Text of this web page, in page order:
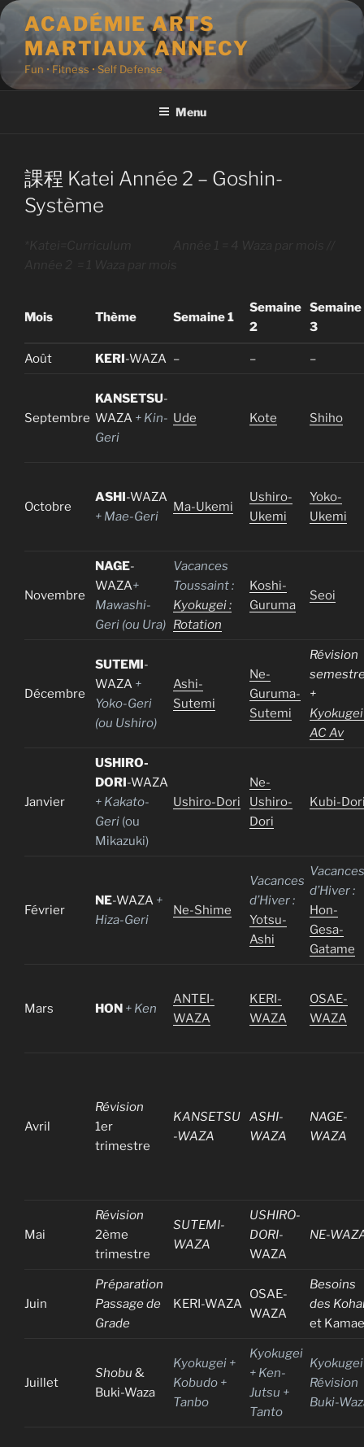
Aller
au
contenu
principal
ACADÉMIE ARTS
MARTIAUX ANNECY
Fun • Fitness • Self Defense
Menu
課程 Katei Année 2 – Goshin-
Système
Mois Thème Semaine 1
Semaine
2
Semaine
3
Août KERI-WAZA – – –
Septembre
KANSETSU-
WAZA + Kin-
Geri
Ude Kote Shiho
Octobre
ASHI-WAZA
+ Mae-Geri
Ma-Ukemi
Ushiro-
Ukemi
Yoko-
Ukemi
Novembre
NAGE-
WAZA+
Mawashi-
Geri (ou Ura)
Vacances
Toussaint :
Kyokugei :
Rotation
Koshi-
Guruma
Seoi
Décembre
SUTEMI-
WAZA +
Yoko-Geri
(ou Ushiro)
Ashi-
Sutemi
Ne-
Guruma-
Sutemi
Révision
+
Kyokugei
AC Av
Janvier
USHIRO-
DORI-WAZA
+ Kakato-
Geri (ou
Mikazuki)
Ushiro-Dori
Ne-
Ushiro-
Dori
Kubi-
Février
NE-WAZA +
Hiza-Geri
Ne-Shime
Vacances
d’Hiver :
Yotsu-
Ashi
Vacances
d’Hiver :
Hon-
Gesa-
Gatame
Mars HON + Ken
ANTEI-
WAZA
KERI-
WAZA
OSAE-
WAZA
Avril
Révision
1er
trimestre
KANSETSU
-WAZA
ASHI-
WAZA
NAGE-
WAZA
Mai
Révision
2ème
trimestre
SUTEMI-
WAZA
USHIRO-
DORI-
WAZA
NE-
Juin
Préparation
Passage de
Grade
KERI-WAZA
OSAE-
WAZA
Besoins
des
et Kamae
Juillet
Shobu &
Buki-Waza
Kyokugei +
Kobudo +
Tanbo
Kyokugei
+ Ken-
Jutsu +
Tanto
Révision
Buki-